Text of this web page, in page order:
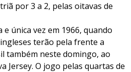
por 3 a 2, pelas oitavas de
única vez em 1966, quando
terão pela frente a
também neste domingo, ao
Jersey. O jogo pelas quartas de